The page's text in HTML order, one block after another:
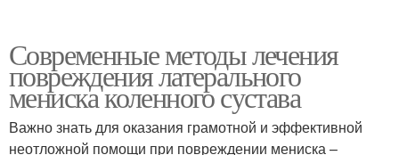
Современные методы лечения
повреждения латерального
мениска коленного сустава
Важно знать для оказания грамотной и эффективной
неотложной помощи при повреждении мениска –